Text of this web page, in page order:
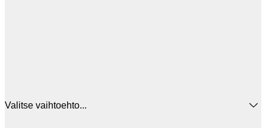
Valitse vaihtoehto...